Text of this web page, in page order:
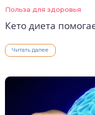
Польза для здоровья
Кето диета
Читать далее